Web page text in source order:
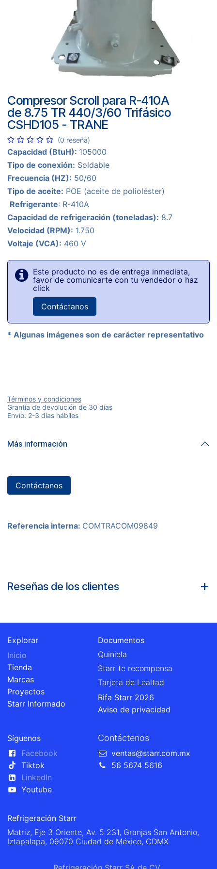
Compresor Scroll para R-410A
de 8.75 TR 440/3/60 Trifásico
CSHD105 - TRANE
(0 reseña)
Capacidad (BtuH): 105000
Tipo de conexión: Soldable
Frecuencia (HZ): 50/60
Tipo de aceite: POE (aceite de polioléster)
Refrigerante: R-410A
Capacidad de refrigeración (toneladas): 8.7
Velocidad (RPM): 1.750
Voltaje (VCA): 460 V
Este producto no es de entrega inmediata,
favor de comunicarte con tu vendedor o haz
click
Contáctanos
* Algunas imágenes son de carácter representativo
Términos y condiciones
Grantía de devolución de 30 días
Envío: 2-3 días hábiles
Más información
Contáctanos
Referencia interna: COMTRACOM09849
Reseñas de los clientes
Explorar
Inicio
Tienda
Marcas
Proyectos
Starr Informado
Documentos
Quiniela
Starr te recompensa
Tarjeta de Lealtad
Rifa Starr 2026
Aviso de privacidad
Síguenos
Facebook
Tiktok
LinkedIn
Youtube
Contáctenos
ventas@starr.com.mx
56 5674 5616
Refrigeración Starr
Matriz, Eje 3 Oriente, Av. 5 231, Granjas San Antonio,
Iztapalapa, 09070 Ciudad de México, CDMX